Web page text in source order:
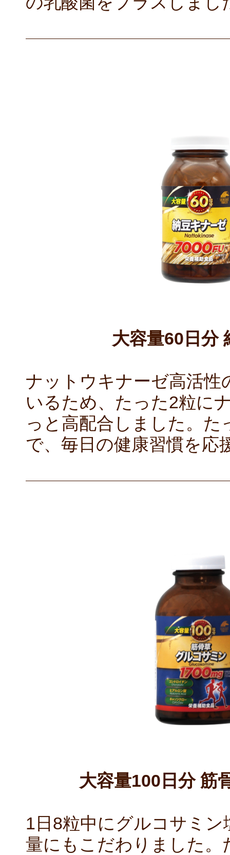
大容量60日分
ナットウキナーゼ高活性
いるため、たった2粒に
っと高配合しました。
で、毎日の健康習慣を応
大容量100日分 筋
1日8粒中にグルコサミ
量にもこだわりました。